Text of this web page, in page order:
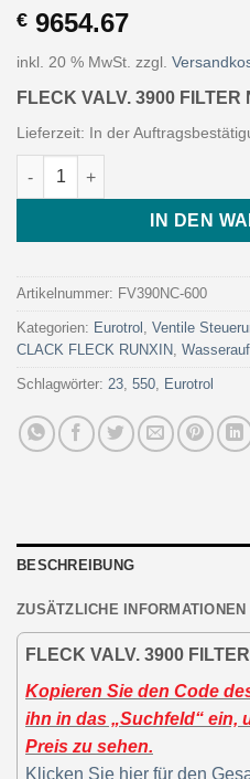
€ 9654.67
inkl. 20 % MwSt. zzgl.
FLECK VALV. 3900 FILTER
Lieferzeit: In der
FLECK VALV. 3900 FILTER
IN DEN
Artikelnummer: FV390NC-600
Kategorien: Eurotrol , Ventile
CLACK FLECK RUNXIN,
Schlagwörter: 23, 550, Eurotrol
BESCHREIBUNG
ZUSÄTZLICHE INFORMATIONEN
FLECK VALV. 3900
Kopieren Sie den Code
ihn in das „Suchfeld“ ein,
Preis zu sehen.
Klicken Sie hier für den